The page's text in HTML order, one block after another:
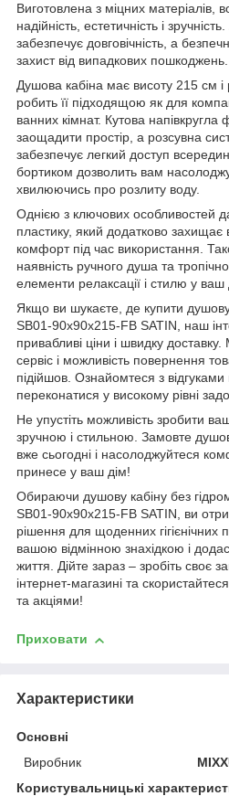
Виготовлена з міцних матеріалів,
надійність, естетичність і
забезпечує довговічність, а
захист від випадкових пошкоджень.
Душова кабіна має висоту 215 см
робить її підходящою як для
ванних кімнат. Кутова
заощадити простір, а розсувна
забезпечує легкий доступ
бортиком дозволить вам
хвилюючись про розлиту воду.
Однією з ключових особливостей
пластику, який додатково захищає
комфорт під час використання.
наявність ручного душа та
елементи релаксації і стилю у
Якщо ви шукаєте, де купити
SB01-90x90x215-FB SATIN, наш
привабливі ціни і швидку
сервіс і можливість повернення
підійшов. Ознайомтеся з
переконатися у високому рівні
Не упустіть можливість зробити
зручною і стильною. Замовте
вже сьогодні і насолоджуйтеся
принесе у ваш дім!
Обираючи душову кабіну без
SB01-90x90x215-FB SATIN, ви
рішення для щоденних
вашою відмінною знахідкою і
життя. Дійте зараз – зробіть
інтернет-магазині та
та акціями!
Приховати
Характеристики
Основні
Виробник
Користувальницькі